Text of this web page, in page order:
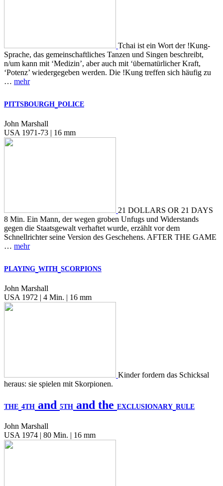
Tchai ist ein Wort der !Kung-
Sprache, das gemeinschaftliches Tanzen und Singen beschreibt,
n/um kann mit ‘Medizin’, aber auch mit ‘übernatürlicher Kraft,
‘Potenz’ wiedergegeben werden. Die !Kung treffen sich häufig zu
… mehr
PITTSBOURGH POLICE
John Marshall
USA 1971-73 | 16 mm
21 DOLLARS OR 21 DAYS
8 Min. Ein Mann, der wegen groben Unfugs und Widerstands
gegen die Staatsgewalt verhaftet wurde, erzählt vor dem
Schnellrichter seine Version des Geschehens. AFTER THE GAME
… mehr
PLAYING WITH SCORPIONS
John Marshall
USA 1972 | 4 Min. | 16 mm
Kinder fordern das Schicksal
heraus: sie spielen mit Skorpionen.
THE 4TH and 5TH and the EXCLUSIONARY RULE
John Marshall
USA 1974 | 80 Min. | 16 mm